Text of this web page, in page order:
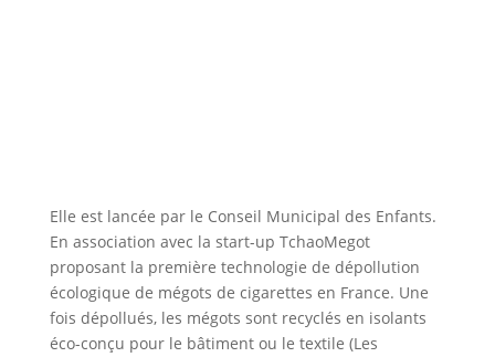
Elle est lancée par le Conseil Municipal des Enfants.
En association avec la start-up TchaoMegot
proposant la première technologie de dépollution
écologique de mégots de cigarettes en France. Une
fois dépollués, les mégots sont recyclés en isolants
éco-conçu pour le bâtiment ou le textile (Les